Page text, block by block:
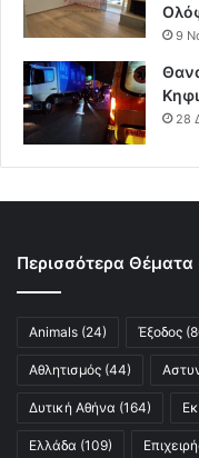
9
28
Περισσότερα Θέματα
Animals (24) Έξοδος
Αθλητισμός (44)
Δυτική Αθήνα (164)
Ελλάδα (109)